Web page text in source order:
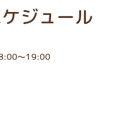
ジュール
～19:00